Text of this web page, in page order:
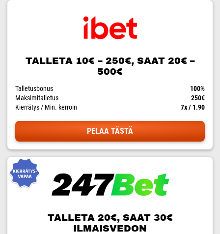
TALLETA 10€ – 250€, SAAT 20€ –
500€
Talletusbonus
100%
Maksimitalletus
250€
Kierrätys / Min. kerroin
7x / 1.90
PELAA TÄSTÄ
TALLETA 20€, SAAT 30€
ILMAISVEDON